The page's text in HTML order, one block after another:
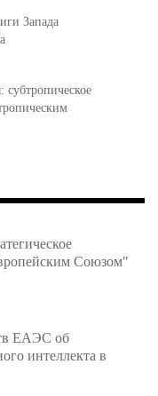
Запада
Союзом"
ЕАЭС об
интеллекта в